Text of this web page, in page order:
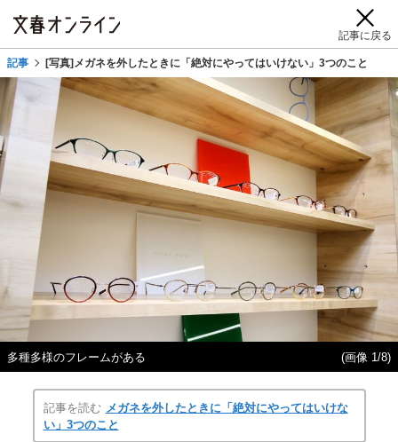
記事に戻る
記事 [写真]メガネを外したときに「絶対にやってはいけない」3つのこと
多種多様のフレームがある (画像 1/8)
記事を読む メガネを外したときに「絶対にやってはいけな
い」3つのこと